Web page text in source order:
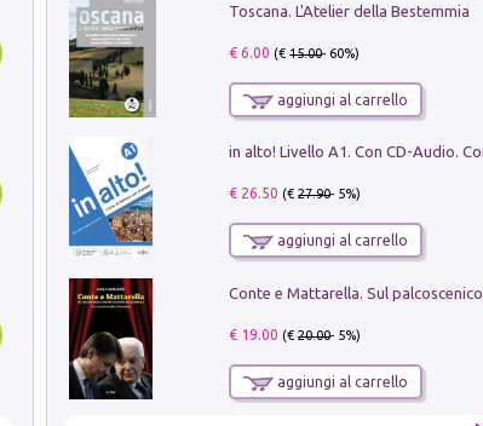
Toscana. L'Atelier della Bestemmia
€ 6.00 (€15.00- 60%)
aggiungi al carrello
€ 26.50 (€27.90- 5%)
aggiungi al carrello
€ 19.00 (€20.00- 5%)
aggiungi al carrello